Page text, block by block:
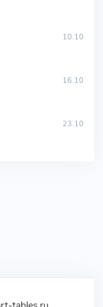
10.10
16.10
23.10